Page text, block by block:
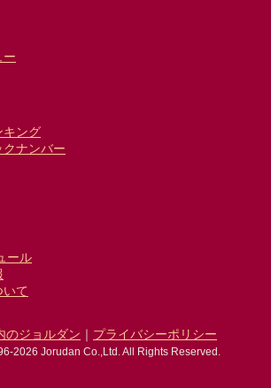
ー
キング
ナンバー
ール
いて
のジョルダン ｜ プライバシーポリシー
2026 Jorudan Co.,Ltd. All Rights Reserved.